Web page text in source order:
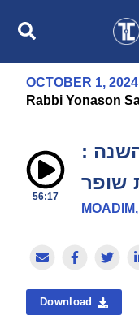
OCTOBER 1, 2024
Rabbi Yonason
56:17
:
שופר
Download